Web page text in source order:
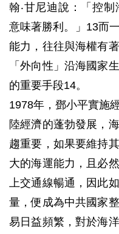
翰‧甘尼迪說：「控
意味著勝利。」13而
能力，往往與海權有
「外向性」沿海國家
的重要手段14。
1978年，鄧小平實施
陸經濟的蓬勃發展，
趨重要，如果要維持
大的海運能力，且必
上交通線暢通，因此
量，便成為中共國家
易日益頻繁，對於海